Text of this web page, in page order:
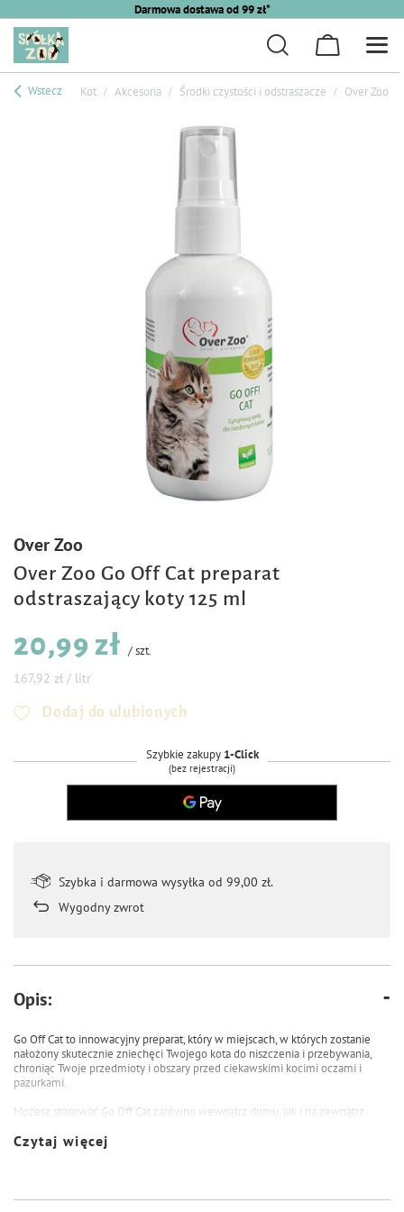
Darmowa dostawa od 99 zł*
Wstecz Kot Akcesoria Środki czystości i odstraszacze Over Zoo
Over Zoo
Over Zoo Go Off Cat preparat
odstraszający koty 125 ml
20,99 zł /szt.
167,92 zł / litr
Dodaj do ulubionych
Szybkie zakupy 1-Click
(bez rejestracji)
Szybka i darmowa wysyłka od 99,00 zł.
Wygodny zwrot
Opis:
Go Off Cat to innowacyjny preparat, który w miejscach, w których zostanie
nałożony skutecznie zniechęci Twojego kota do niszczenia i przebywania,
chroniąc Twoje przedmioty i obszary przed ciekawskimi kocimi oczami i
pazurkami.
Możesz stosować Go Off Cat zarówno wewnątrz domu, jak i na zewnątrz.
że zapach preparatu jest nieprzyjemny dla naszych futrzanych przyjaciół, dla
Go Off Cat to doskonałe rozwiązanie dla tych, którzy chcą żyć w harmonii ze
Czytaj więcej